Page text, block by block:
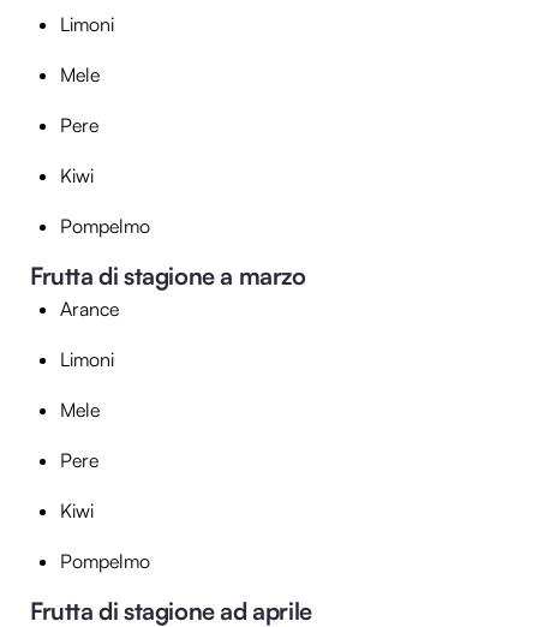
Limoni
Mele
Pere
Kiwi
Pompelmo
Frutta di stagione a marzo
Arance
Limoni
Mele
Pere
Kiwi
Pompelmo
Frutta di stagione ad aprile